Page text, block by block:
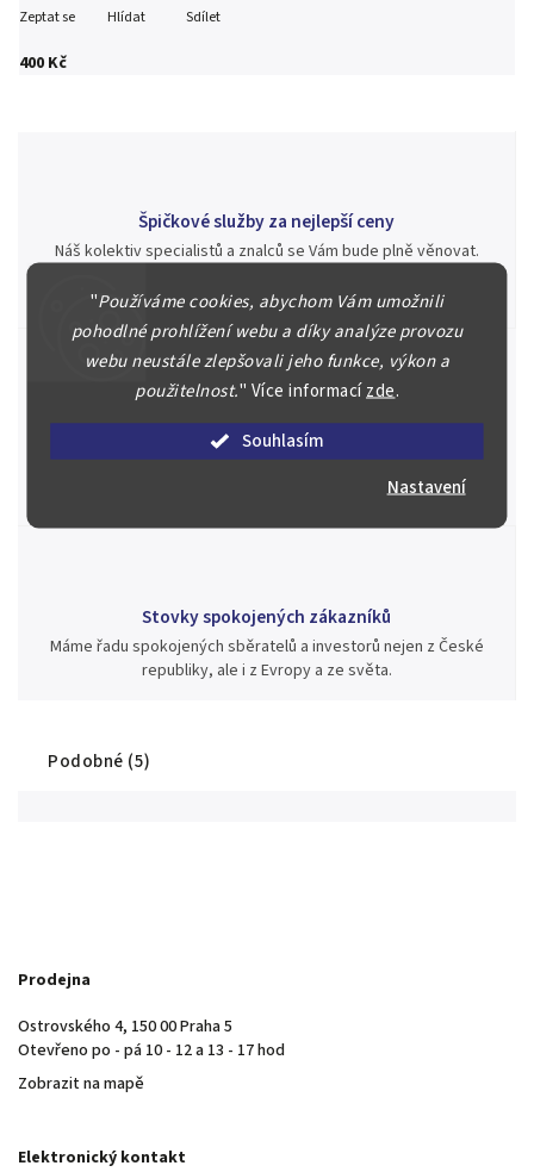
"Používáme cookies, abychom Vám umožnili
pohodlné prohlížení webu a díky analýze provozu
webu neustále zlepšovali jeho funkce, výkon a
použitelnost." Více informacízde.
Souhlasím
Nastavení
400 Kč
Zeptat se Hlídat Sdílet
Špičkové služby za nejlepší ceny
Náš kolektiv specialistů a znalců se Vám bude plně věnovat.
aukci nebo Vám poradíme kam investovat.
Jsme zde pro Vás nepřetržitě již od roku 2000
Během té doby jsme v našich aukcích prodali významné sbírky i
jednotlivé kusy unikátních mincí, bankovek, řádů a vyznamenání
Stovky spokojených zákazníků
Máme řadu spokojených sběratelů a investorů nejen z České
republiky, ale i z Evropy a ze světa.
Podobné (5)
Prodejna
Ostrovského 4, 150 00 Praha 5
Otevřeno po - pá 10 - 12 a 13 - 17 hod
Zobrazit na mapě
Elektronický kontakt